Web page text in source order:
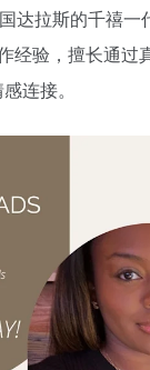
达拉斯的千禧一
经验，擅长通过
连接。